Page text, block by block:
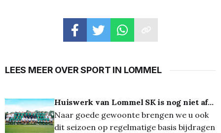
LEES MEER OVER SPORT IN LOMMEL
Huiswerk van Lommel SK is nog niet af...
Naar goede gewoonte brengen we u ook
dit seizoen op regelmatige basis bijdragen